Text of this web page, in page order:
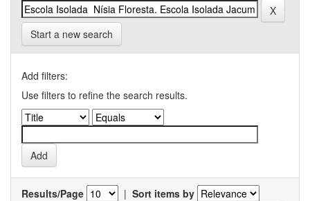
Start a new search
Add filters:
Use filters to refine the search results.
Results/Page | Sort items by